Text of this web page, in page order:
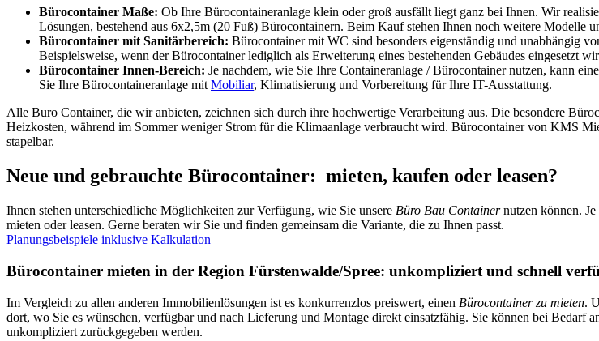
Bürocontainer Maße: Ob Ihre Bürocontaineranlage klein oder groß ausfällt liegt ganz bei Ihnen. Wir
Lösungen, bestehend aus 6x2,5m (20 Fuß) Bürocontainern. Beim Kauf stehen Ihnen noch weitere Modelle
Bürocontainer mit Sanitärbereich: Bürocontainer mit WC sind besonders eigenständig und unabhängig
Beispielsweise, wenn der Bürocontainer lediglich als Erweiterung eines bestehenden Gebäudes eingesetzt
Bürocontainer Innen-Bereich: Je nachdem, wie Sie Ihre Containeranlage / Bürocontainer nutzen, kann
Sie Ihre Bürocontaineranlage mitMobiliar, Klimatisierung und Vorbereitung für Ihre IT-Ausstattung.
Alle Buro Container, die wir anbieten, zeichnen sich durch ihre hochwertige Verarbeitung aus. Die besondere
Heizkosten, während im Sommer weniger Strom für die Klimaanlage verbraucht wird. Bürocontainer von KMS
stapelbar.
Neue und gebrauchte Bürocontainer: mieten, kaufen oder leasen?
Ihnen stehen unterschiedliche Möglichkeiten zur Verfügung, wie Sie unsere Büro Bau Containernutzen können. Je
mieten oder leasen. Gerne beraten wir Sie und finden gemeinsam die Variante, die zu Ihnen passt.
Planungsbeispiele inklusive Kalkulation
Bürocontainer mieten in der Region Fürstenwalde/Spree: unkompliziert und schnell
Im Vergleich zu allen anderen Immobilienlösungen ist es konkurrenzlos preiswert, einen Bürocontainer zu mieten.
dort, wo Sie es wünschen, verfügbar und nach Lieferung und Montage direkt einsatzfähig. Sie können bei Bedarf
unkompliziert zurückgegeben werden.